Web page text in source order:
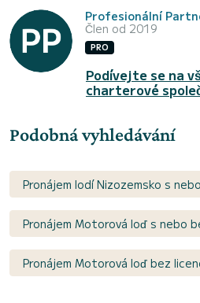
Profesionální
Člen od 2019
PRO
Podívejte se na
charterové
Podobná vyhledávání
Pronájem lodí Nizozemsko s
Pronájem Motorová loď s nebo
Pronájem Motorová loď bez